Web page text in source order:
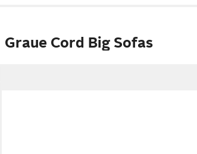
Graue Cord Big Sofas